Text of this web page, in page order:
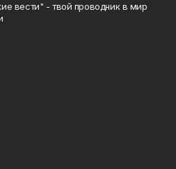
вести" - твой проводник в мир